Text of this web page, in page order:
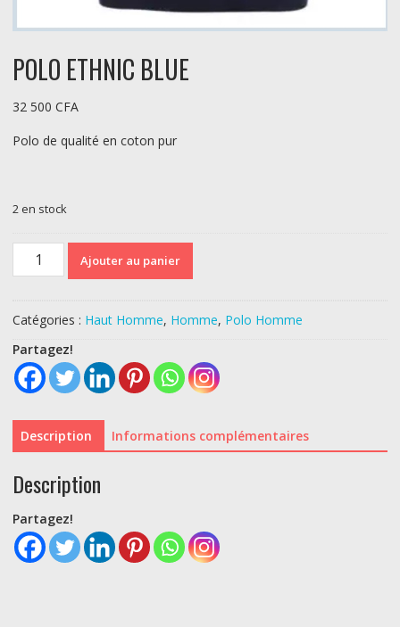
POLO ETHNIC BLUE
32 500 CFA
Polo de qualité en coton pur
2 en stock
quantité
BLUE
Ajouter au panier
Catégories : Haut Homme, Homme, Polo Homme
Partagez!
Description Informations complémentaires
Description
Partagez!